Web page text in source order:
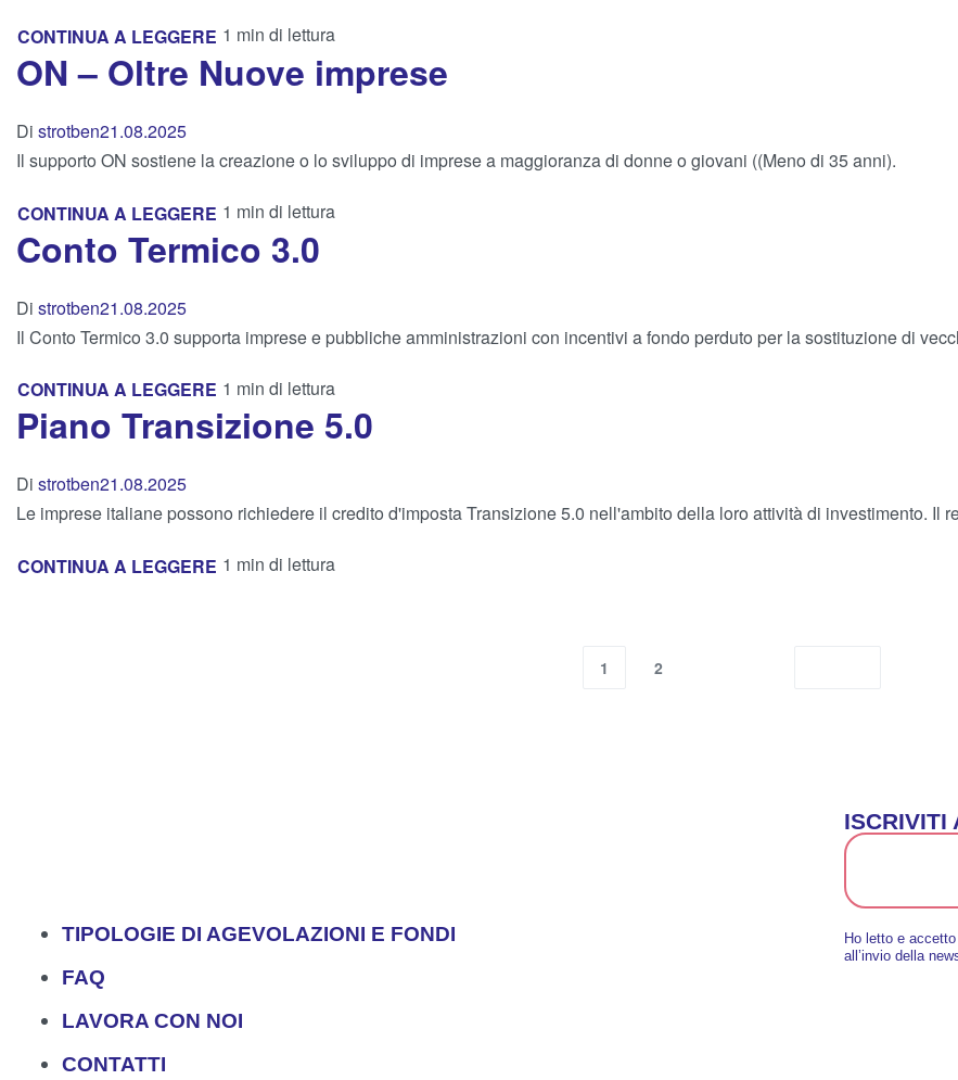
CONTINUA A LEGGERE 1 min di lettura
ON – Oltre Nuove imprese
Di strotben21.08.2025
Il supporto ON sostiene la creazione o lo sviluppo di imprese a maggioranza di donne o giovani ((Meno di 35 anni).
CONTINUA A LEGGERE 1 min di lettura
Conto Termico 3.0
Di strotben21.08.2025
Il Conto Termico 3.0 supporta imprese e pubbliche amministrazioni con incentivi a fondo perduto per la sostituzione di
CONTINUA A LEGGERE 1 min di lettura
Piano Transizione 5.0
Di strotben21.08.2025
Le imprese italiane possono richiedere il credito d'imposta Transizione 5.0 nell'ambito della loro attività di investimento. Il
CONTINUA A LEGGERE 1 min di lettura
1 2
TIPOLOGIE DI AGEVOLAZIONI E FONDI
FAQ
LAVORA CON NOI
CONTATTI
ISCRIVITI
Ho letto e
all’invio della